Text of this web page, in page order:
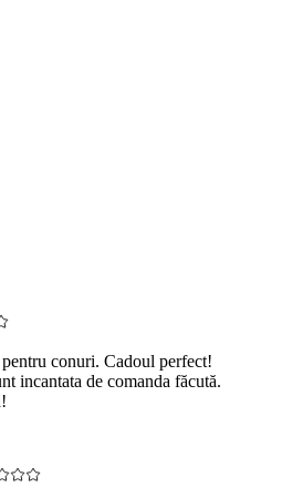
conuri. Cadoul perfect!
incantata de comanda făcută.